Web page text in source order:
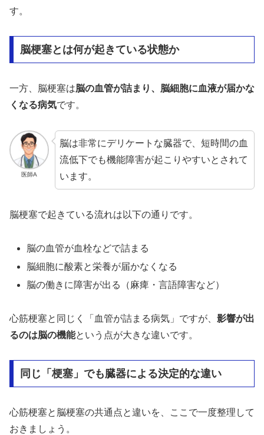
す。
脳梗塞とは何が起きている状態か
一方、脳梗塞は脳の血管が詰まり、脳細胞に血液が届かな
くなる病気です。
医師A
脳は非常にデリケートな臓器で、短時間の血
流低下でも機能障害が起こりやすいとされて
います。
脳梗塞で起きている流れは以下の通りです。
脳の血管が血栓などで詰まる
脳細胞に酸素と栄養が届かなくなる
脳の働きに障害が出る（麻痺・言語障害など）
心筋梗塞と同じく「血管が詰まる病気」ですが、 影響が出
るのは脳の機能という点が大きな違いです。
同じ「梗塞」でも臓器による決定的な違い
心筋梗塞と脳梗塞の共通点と違いを、ここで一度整理して
おきましょう。